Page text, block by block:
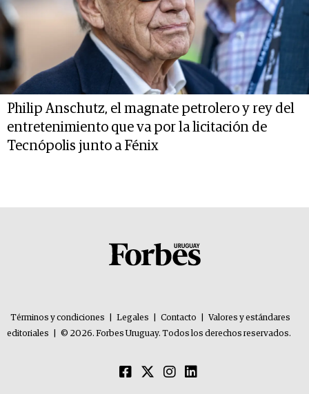
Philip Anschutz, el magnate petrolero y rey del
entretenimiento que va por la licitación de
Tecnópolis junto a Fénix
Términos y condiciones Legales Contacto
Valores y estándares
editoriales
© 2026. Forbes Uruguay. Todos los derechos reservados.